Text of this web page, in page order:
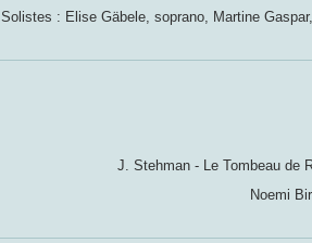
Solistes : Elise Gäbele, soprano, Martine
J. Stehman - Le Tombeau de
Noemi